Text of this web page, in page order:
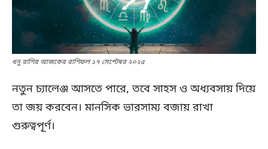
ধনু রাশির আজকের রাশিফল ১৭ সেপ্টেম্বর ২০২৫
নতুন চ্যালেঞ্জ আসতে পারে, তবে সাহস ও অধ্যবসায় দিয়ে
তা জয় করবেন। মানসিক ভারসাম্য বজায় রাখা
গুরুত্বপূর্ণ।